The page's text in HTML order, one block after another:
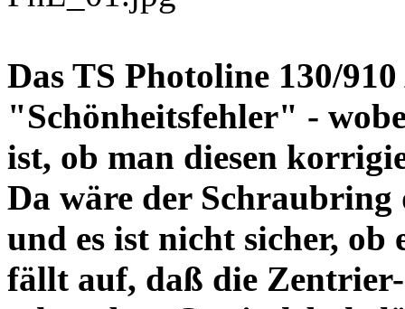
Das TS Photoline 130/
"Schönheitsfehler" -
ist, ob man diesen
Da wäre der
und es ist nicht sicher,
fällt auf, daß die Zentrier-